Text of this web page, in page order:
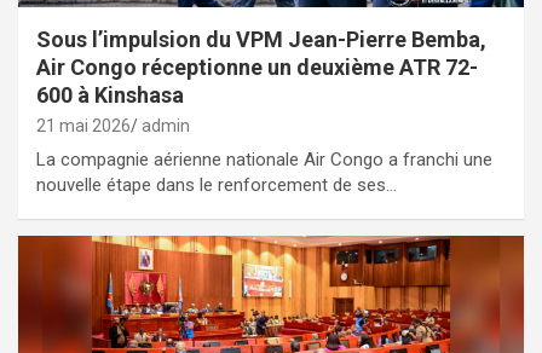
Sous l’impulsion du VPM Jean-Pierre Bemba,
Air Congo réceptionne un deuxième ATR 72-
600 à Kinshasa
21 mai 2026 admin
La compagnie aérienne nationale Air Congo a franchi une
nouvelle étape dans le renforcement de ses…